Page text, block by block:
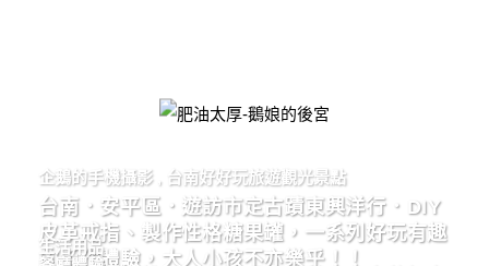
肥油太厚-鵝娘的後宮
企鵝的手機攝影 台南好好玩旅遊觀光景點
台南．安平區．遊訪市定古蹟東興洋行．DIY
皮革戒指、製作性格糖果罐，一系列好玩有趣
的手作體驗，大人小孩不亦樂乎！！
生活用品